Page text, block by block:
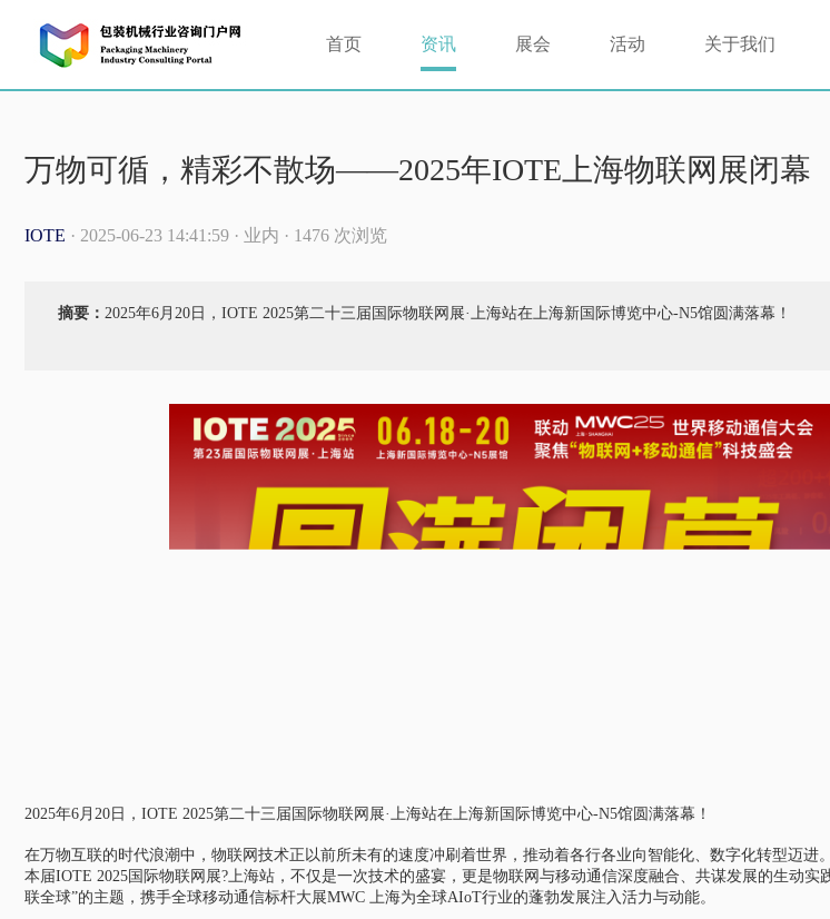
首页 资讯 展会 活动 关于我们
万物可循，精彩不散场——2025年IOTE上海物联网展闭幕
IOTE · 2025-06-23 14:41:59 · 业内 · 1476 次浏览
摘要： 2025年6月20日，IOTE 2025第二十三届国际物联网展·上海站在上海新国际博览中心-N5馆圆满落幕！
2025年6月20日，IOTE 2025第二十三届国际物联网展·上海站在上海新国际博览中心-N5馆圆满落幕！
在万物互联的时代浪潮中，物联网技术正以前所未有的速度冲刷着世界，推动着各行各业向智能化、数字化转型迈进。
本届IOTE 2025国际物联网展?上海站，不仅是一次技术的盛宴，更是物联网与移动通信深度融合、共谋发展的生动实
联全球”的主题，携手全球移动通信标杆大展MWC 上海为全球AIoT行业的蓬勃发展注入活力与动能。